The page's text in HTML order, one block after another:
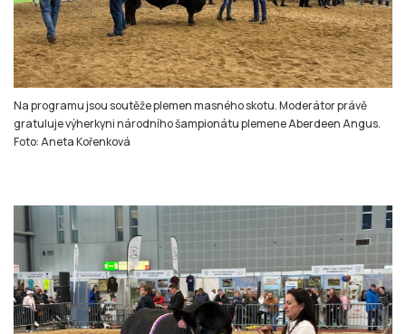
Na programu jsou soutěže plemen masného skotu. Moderátor právě
gratuluje výherkyni národního šampionátu plemene Aberdeen Angus.
Foto: Aneta Kořenková